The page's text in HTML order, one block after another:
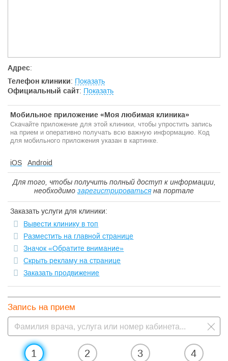
Адрес:
Телефон клиники: Показать
Официальный сайт: Показать
Мобильное приложение «Моя любимая клиника»
Скачайте приложение для этой клиники, чтобы упростить запись
на прием и оперативно получать всю важную информацию. Код
для мобильного приложения указан в картинке.
iOS Android
Для того, чтобы получить полный доступ к информации,
необходимо зарегистрироватьсяна портале
Заказать услуги для клиники:
Вывести клинику в топ
Разместить на главной странице
Значок «Обратите внимание»
Скрыть рекламу на странице
Заказать продвижение
Запись на прием
1 2 3 4